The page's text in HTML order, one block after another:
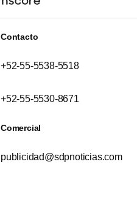
Contacto
+52-55-5538-5518
+52-55-5530-8671
Comercial
publicidad@sdpnoticias.com